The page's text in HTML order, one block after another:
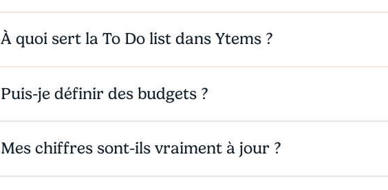
À quoi sert la To Do list dans Ytems ?
Puis-je définir des budgets ?
Mes chiffres sont-ils vraiment à jour ?